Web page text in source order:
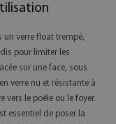
un verre float trempé,
pour limiter les
sur une face, sous
verre nu et résistante à
vers le poêle ou le foyer.
essentiel de poser la